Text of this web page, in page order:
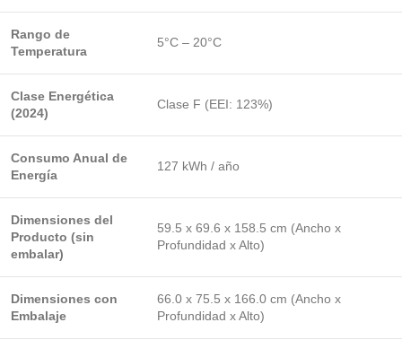
Rango de
Temperatura
5°C – 20°C
Clase Energética
(2024)
Clase F (EEI: 123%)
Consumo Anual de
Energía
127 kWh / año
Dimensiones del
Producto (sin
embalar)
59.5 x 69.6 x 158.5 cm (Ancho x
Profundidad x Alto)
Dimensiones con
Embalaje
66.0 x 75.5 x 166.0 cm (Ancho x
Profundidad x Alto)